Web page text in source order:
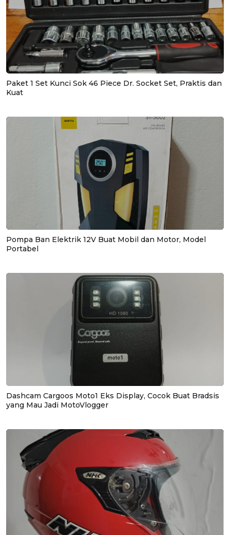
Paket 1 Set Kunci Sok 46 Piece Dr. Socket Set, Praktis dan
Kuat
Pompa Ban Elektrik 12V Buat Mobil dan Motor, Model
Portabel
Dashcam Cargoos Moto1 Eks Display, Cocok Buat Bradsis
yang Mau Jadi MotoVlogger